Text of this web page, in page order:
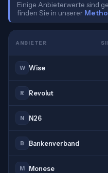
Einige Anbieterwerte sind
finden Sie in unserer
ANBIETER
W Wise
R Revolut
N N26
B Bankenverband
M Monese